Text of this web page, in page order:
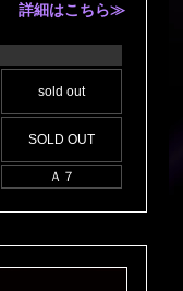
詳細はこちら≫
sold out
SOLD OUT
Ａ７